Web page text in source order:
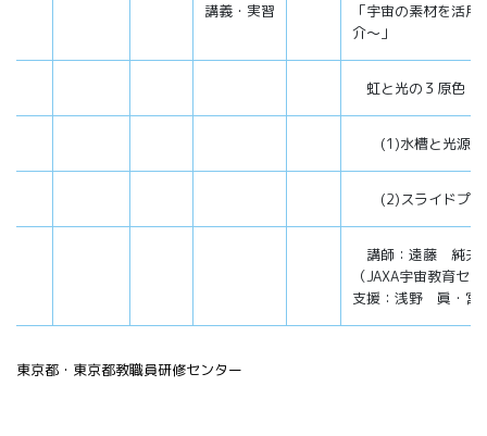
講義・実習
「宇宙の素材を活
介～」
虹と光の３原色（
(1)水槽と光源を
(2)スライドプロ
講師：遠藤 純夫
（JAXA宇宙教育セ
支援：浅野 眞・
東京都・東京都教職員研修センター